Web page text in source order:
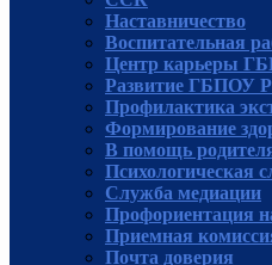
Наставничество
Воспитательная
Центр карьеры
Развитие ГБПОУ
Профилактика
Формирование
В помощь
Психологическая
Служба медиации
Профориентация
Приемная
Почта доверия